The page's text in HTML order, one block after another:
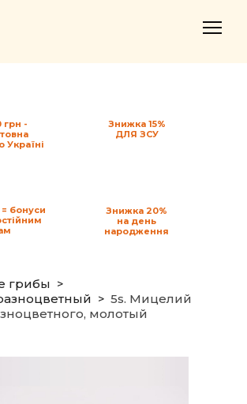
Знижка 15%
ДЛЯ ЗСУ
грн -
Україні
бонуси
Знижка 20%
на день
народження
грибы
5s. Мицелий
молотый